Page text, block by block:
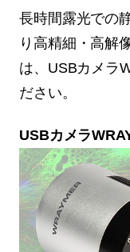
長時間露光での
り高精細・高解
は、USBカメラ
ださい。
USBカメラ